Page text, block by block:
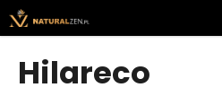
Przejść
do
treści
Hilareco
K
o
powrotem
powrotem